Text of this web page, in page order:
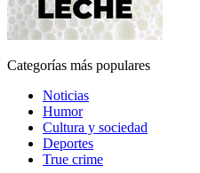
Categorías más populares
Noticias
Humor
Cultura y sociedad
Deportes
True crime